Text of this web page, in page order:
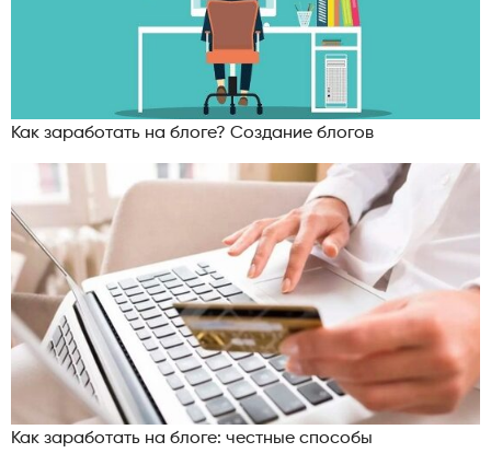
Как заработать на блоге? Создание блогов
Как заработать на блоге: честные способы